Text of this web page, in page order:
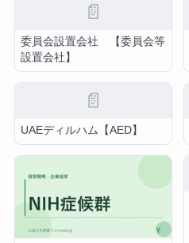
📄
委員会設置会社 【委員会等
設置会社】
📄
UAEディルハム【AED】